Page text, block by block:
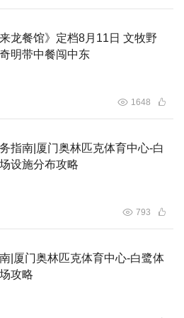
来龙餐馆》定档8月11日 文牧野
明带中餐闯中东
1648
指南|厦门奥林匹克体育中心-白
设施分布攻略
793
|厦门奥林匹克体育中心-白鹭体
攻略